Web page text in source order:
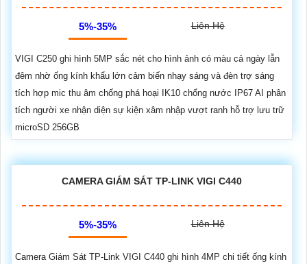
5%-35% Liên Hệ
VIGI C250 ghi hình 5MP sắc nét cho hình ảnh có màu cả ngày lẫn
đêm nhờ ống kính khẩu lớn cảm biến nhạy sáng và đèn trợ sáng
tích hợp mic thu âm chống phá hoại IK10 chống nước IP67 AI phân
tích người xe nhận diện sự kiện xâm nhập vượt ranh hỗ trợ lưu trữ
microSD 256GB
CAMERA GIÁM SÁT TP-LINK VIGI C440
5%-35% Liên Hệ
Camera Giám Sát TP-Link VIGI C440 ghi hình 4MP chi tiết ống kính